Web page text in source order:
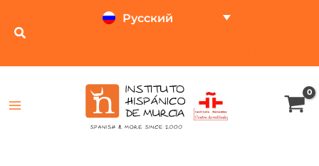
содержимому
Русский